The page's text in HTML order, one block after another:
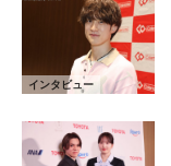
インタビュー